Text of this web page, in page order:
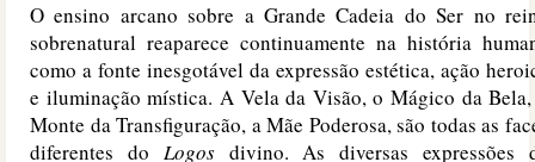
O ensino arcano sobre a Grande Cadeia do Ser no
sobrenatural reaparece continuamente na história
como a fonte inesgotável da expressão estética, ação
e iluminação mística. A Vela da Visão, o Mágico da
Monte da Transfiguração, a Mãe Poderosa, são todas as
diferentes do Logosdivino. As diversas expressões